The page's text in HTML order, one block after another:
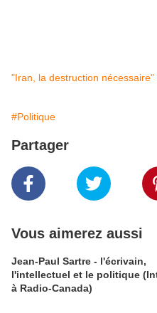
"Iran, la destruction nécessaire"
#Politique
Partager
Vous aimerez aussi
Jean-Paul Sartre - l'écrivain,
l'intellectuel et le politique
à Radio-Canada)